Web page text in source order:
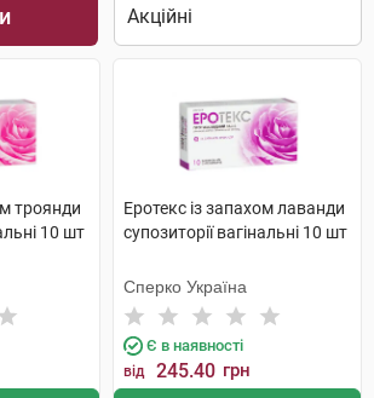
троянди
10 шт
Еротекс із запахом лаванди
супозиторії вагінальні 10 шт
Сперко Україна
Є в наявності
від 245.40 грн